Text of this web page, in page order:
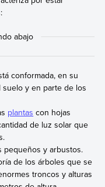
conformada, en su
y en parte de los
plantas con hojas
de luz solar que
pequeños y arbustos.
de los árboles que se
troncos y alturas